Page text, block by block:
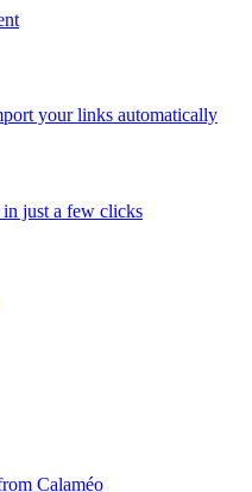
your links automatically
just a few clicks
Calaméo